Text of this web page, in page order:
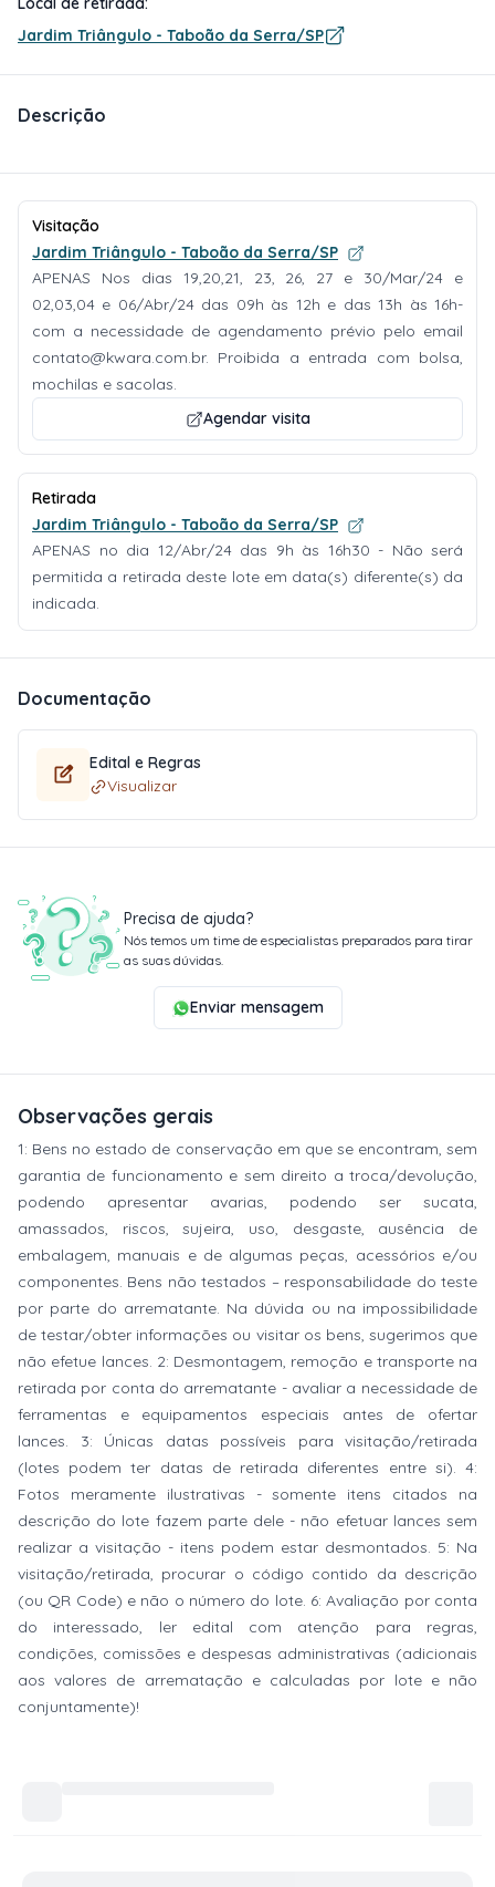
Jardim Triângulo - Taboão da Serra/SP
Descrição
Visitação
Jardim Triângulo - Taboão da Serra/SP
APENAS Nos dias 19,20,21, 23, 26, 27 e 30/Mar/24 e
02,03,04 e 06/Abr/24 das 09h às 12h e das 13h às 16h-
com a necessidade de agendamento prévio pelo email
contato@kwara.com.br. Proibida a entrada com bolsa,
mochilas e sacolas.
Agendar visita
Retirada
Jardim Triângulo - Taboão da Serra/SP
APENAS no dia 12/Abr/24 das 9h às 16h30 - Não será
permitida a retirada deste lote em data(s) diferente(s) da
indicada.
Documentação
Edital e Regras
Visualizar
Precisa de ajuda?
Nós temos um time de especialistas preparados para tirar
as suas dúvidas.
Enviar mensagem
Observações gerais
1: Bens no estado de conservação em que se encontram, sem
garantia de funcionamento e sem direito a troca/devolução,
podendo apresentar avarias, podendo ser sucata,
amassados, riscos, sujeira, uso, desgaste, ausência de
embalagem, manuais e de algumas peças, acessórios e/ou
componentes. Bens não testados – responsabilidade do teste
por parte do arrematante. Na dúvida ou na impossibilidade
de testar/obter informações ou visitar os bens, sugerimos que
não efetue lances. 2: Desmontagem, remoção e transporte na
retirada por conta do arrematante - avaliar a necessidade de
ferramentas e equipamentos especiais antes de ofertar
lances. 3: Únicas datas possíveis para visitação/retirada
(lotes podem ter datas de retirada diferentes entre si). 4:
Fotos meramente ilustrativas - somente itens citados na
descrição do lote fazem parte dele - não efetuar lances sem
realizar a visitação - itens podem estar desmontados. 5: Na
visitação/retirada, procurar o código contido da descrição
(ou QR Code) e não o número do lote. 6: Avaliação por conta
do interessado, ler edital com atenção para regras,
condições, comissões e despesas administrativas (adicionais
aos valores de arrematação e calculadas por lote e não
conjuntamente)!